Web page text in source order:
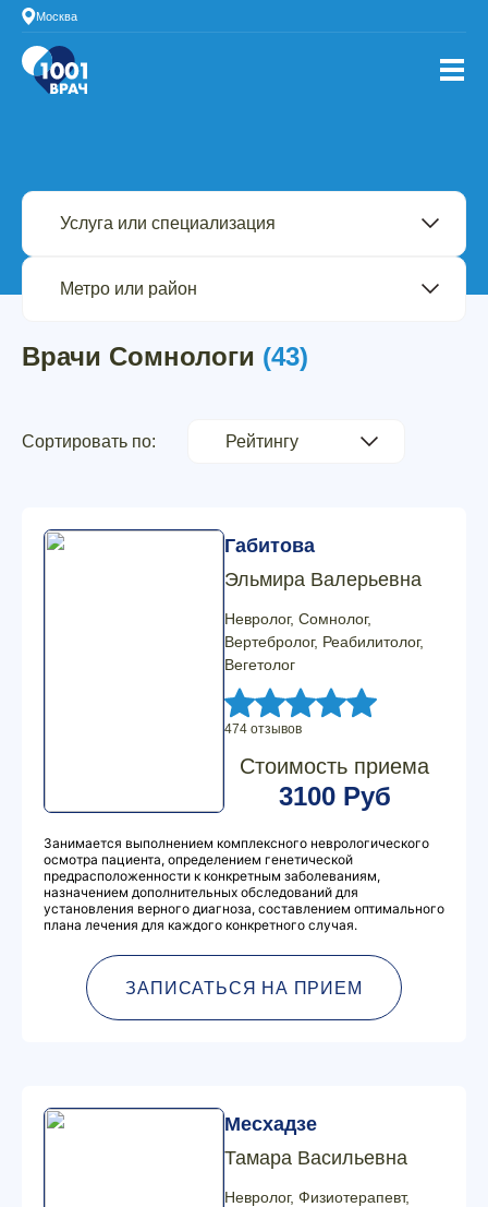
Москва
Врачи Сомнологи (43)
Сортировать по:
Габитова
Эльмира Валерьевна
Невролог, Сомнолог,
Вертебролог, Реабилитолог,
Вегетолог
474 отзывов
Стоимость приема
3100 Руб
Занимается выполнением комплексного неврологического
осмотра пациента, определением генетической
предрасположенности к конкретным заболеваниям,
назначением дополнительных обследований для
установления верного диагноза, составлением оптимального
плана лечения для каждого конкретного случая.
ЗАПИСАТЬСЯ НА ПРИЕМ
Месхадзе
Тамара Васильевна
Невролог, Физиотерапевт,